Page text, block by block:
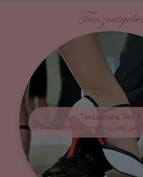
Tanzschuhe Teil 1
Sind Tanzschuhe notwendig oder geht